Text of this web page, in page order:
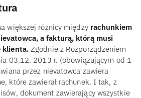
większej różnicy między rachunkiem
a fakturą, którą musi
klienta.Zgodnie z Rozporządzeniem
03.12. 2013 r. (obowiązującym od 1
przez nievatowca zawiera
które zawierał rachunek. I tak, z
dokument zawierający wszystkie